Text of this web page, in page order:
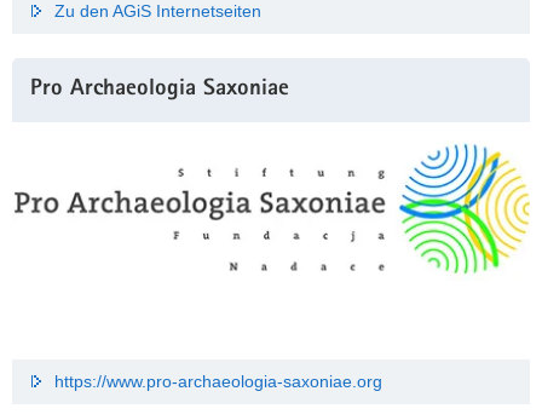
Zu den AGiS Internetseiten
Pro Archaeologia Saxoniae
https://www.pro-archaeologia-saxoniae.org